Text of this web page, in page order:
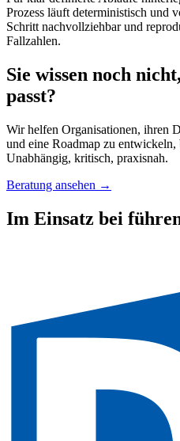
Prozess läuft deterministisch und
Schritt nachvollziehbar und
Fallzahlen.
Sie wissen noch
passt?
Wir helfen Organisationen, ihren
und eine Roadmap zu
Unabhängig, kritisch, praxisnah.
Beratung ansehen →
Im Einsatz bei